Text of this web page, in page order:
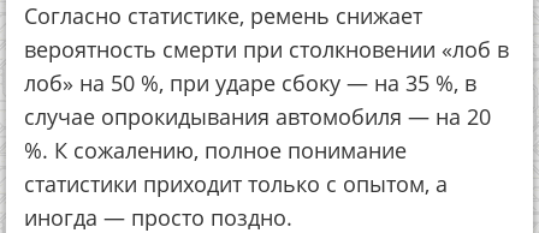
Согласно статистике, ремень снижает
вероятность смерти при столкновении «лоб в
лоб» на 50 %, при ударе сбоку — на 35 %, в
случае опрокидывания автомобиля — на 20
%. К сожалению, полное понимание
статистики приходит только с опытом, а
иногда — просто поздно.